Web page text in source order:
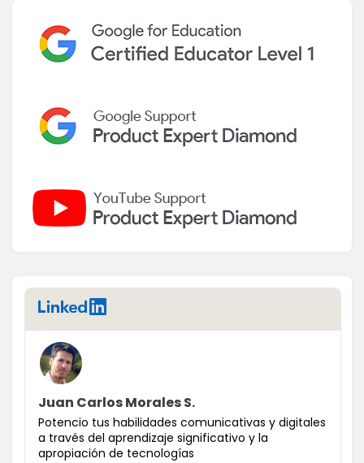
LinkedIn
Juan Carlos Morales S.
Potencio tus habilidades comunicativas y digitales
a través del aprendizaje significativo y la
apropiación de tecnologías